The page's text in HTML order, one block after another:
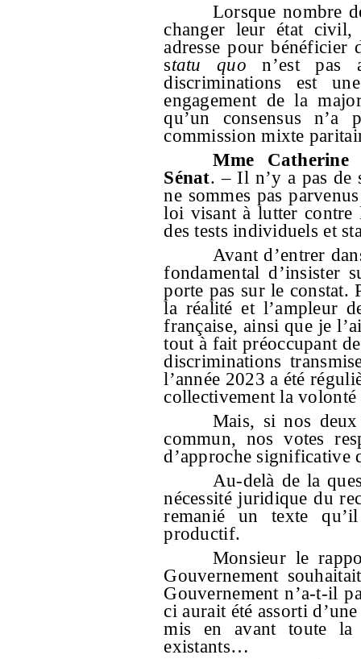
Lorsque nombre
changer leur état
adresse pour bénéficier
statu quo n’est pas
discriminations est
engagement de la
qu’un consensus
commission mixte
Mme Catherine
Sénat. – Il n’y a pas de
ne sommes pas
loi visant à lutter contre
des tests individuels et
Avant d’entrer
fondamental d’insister
porte pas sur le constat.
la réalité et l’ampleur
française, ainsi que je
tout à fait préoccupant
discriminations
l’année 2023 a été
collectivement la
Mais, si nos deux
commun, nos votes
d’approche significative
Au-delà de la
nécessité juridique du
remanié un texte
productif.
Monsieur le
Gouvernement
Gouvernement n’a-t-il
ci aurait été assorti
mis en avant toute la
existants…